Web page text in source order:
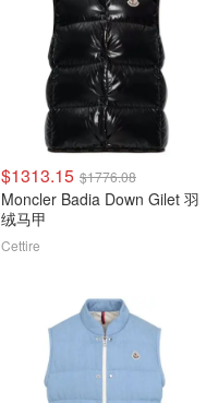
$1313.15 $1776.08
Moncler Badia Down Gilet 羽
绒马甲
Cettire